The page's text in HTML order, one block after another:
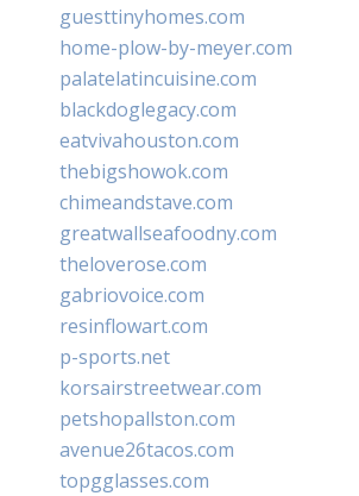
guesttinyhomes.com
home-plow-by-meyer.com
palatelatincuisine.com
blackdoglegacy.com
eatvivahouston.com
thebigshowok.com
chimeandstave.com
greatwallseafoodny.com
theloverose.com
gabriovoice.com
resinflowart.com
p-sports.net
korsairstreetwear.com
petshopallston.com
avenue26tacos.com
topgglasses.com